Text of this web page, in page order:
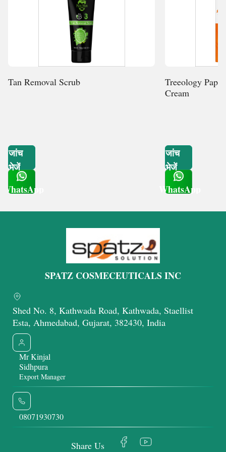
Tan Removal Scrub
जांच
भेजें
WhatsApp
Treeology
Cream
जांच
भेजें
WhatsApp
SPATZ COSMECEUTICALS INC
Shed No. 8, Kathwada Road, Kathwada, Staellist
Esta, Ahmedabad, Gujarat, 382430, India
Mr Kinjal
Sidhpura
Export Manager
08071930730
Share Us